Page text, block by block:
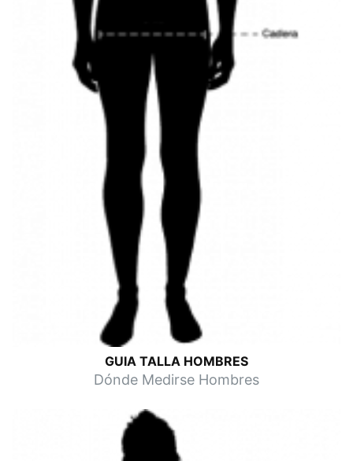
GUIA TALLA HOMBRES
Dónde Medirse Hombres